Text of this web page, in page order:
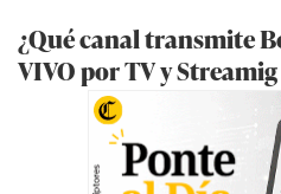
¿Qué canal transmite
VIVO por TV y